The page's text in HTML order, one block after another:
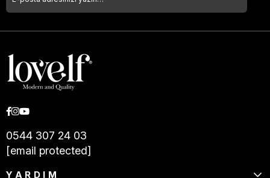
0544 307 24 03
[email protected]
YARDIM